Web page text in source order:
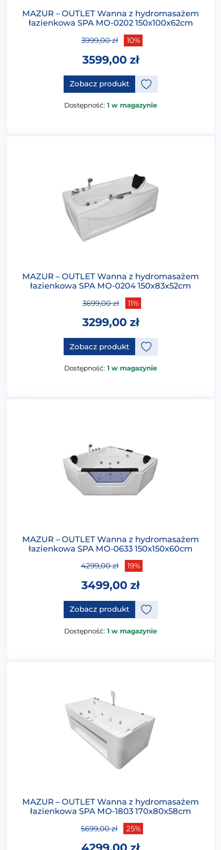
MAZUR – OUTLET Wanna z hydromasażem
łazienkowa SPA MO-0202 150x100x62cm
3999,00zł 10%
3599,00 zł
Zobacz produkt
Dostępność: 1 w magazynie
MAZUR – OUTLET Wanna z hydromasażem
łazienkowa SPA MO-0204 150x83x52cm
3699,00zł 11%
3299,00 zł
Zobacz produkt
Dostępność: 1 w magazynie
MAZUR – OUTLET Wanna z hydromasażem
łazienkowa SPA MO-0633 150x150x60cm
4299,00zł 19%
3499,00 zł
Zobacz produkt
Dostępność: 1 w magazynie
MAZUR – OUTLET Wanna z hydromasażem
łazienkowa SPA MO-1803 170x80x58cm
5699,00zł 25%